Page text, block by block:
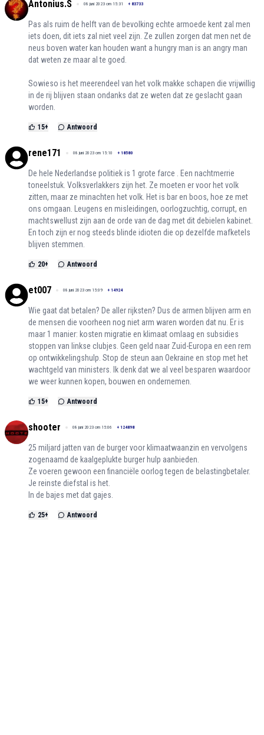
Antonius.S 08 juni 2023 om 15:31 + 83733
Pas als ruim de helft van de bevolking echte armoede kent zal men
iets doen, dit iets zal niet veel zijn. Ze zullen zorgen dat men net de
neus boven water kan houden want a hungry man is an angry man
dat weten ze maar al te goed.
Sowieso is het meerendeel van het volk makke schapen die vrijwillig
in de rij blijven staan ondanks dat ze weten dat ze geslacht gaan
worden.
15+ Antwoord
rene171 08 juni 2023 om 15:10 + 18580
De hele Nederlandse politiek is 1 grote farce . Een nachtmerrie
toneelstuk. Volksverlakkers zijn het. Ze moeten er voor het volk
zitten, maar ze minachten het volk. Het is bar en boos, hoe ze met
ons omgaan. Leugens en misleidingen, oorlogzuchtig, corrupt, en
machtswellust zijn aan de orde van de dag met dit debielen kabinet.
En toch zijn er nog steeds blinde idioten die op dezelfde mafketels
blijven stemmen.
20+ Antwoord
et007 08 juni 2023 om 15:09 + 14924
Wie gaat dat betalen? De aller rijksten? Dus de armen blijven arm en
de mensen die voorheen nog niet arm waren worden dat nu. Er is
maar 1 manier: kosten migratie en klimaat omlaag en subsidies
stoppen van linkse clubjes. Geen geld naar Zuid-Europa en een rem
op ontwikkelingshulp. Stop de steun aan Oekraine en stop met het
wachtgeld van ministers. Ik denk dat we al veel besparen waardoor
we weer kunnen kopen, bouwen en ondernemen.
15+ Antwoord
shooter 08 juni 2023 om 15:06 + 124898
25 miljard jatten van de burger voor klimaatwaanzin en vervolgens
zogenaamd de kaalgeplukte burger hulp aanbieden.
Ze voeren gewoon een financiële oorlog tegen de belastingbetaler.
Je reinste diefstal is het.
In de bajes met dat gajes.
25+ Antwoord